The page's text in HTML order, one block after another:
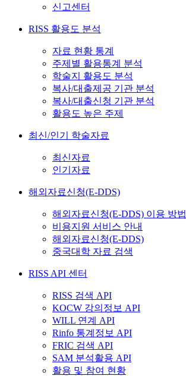
신고센터
RISS 활용도 분석
자료 현황 통계
주제별 활용통계 분석
학술지 활용도 분석
복사/대출제공 기관 분석
복사/대출신청 기관 분석
활용도 높은 주제
최신/인기 학술자료
최신자료
인기자료
해외자료신청(E-DDS)
해외자료신청(E-DDS) 이용 방법
비용지원 서비스 안내
해외자료신청(E-DDS)
중국대학 자료 검색
RISS API 센터
RISS 검색 API
KOCW 강의정보 API
WILL 연계 API
Rinfo 통계정보 API
FRIC 검색 API
SAM 분석활용 API
활용 및 참여 현황